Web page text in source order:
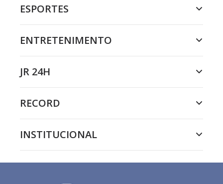
ESPORTES
ENTRETENIMENTO
JR 24H
RECORD
INSTITUCIONAL